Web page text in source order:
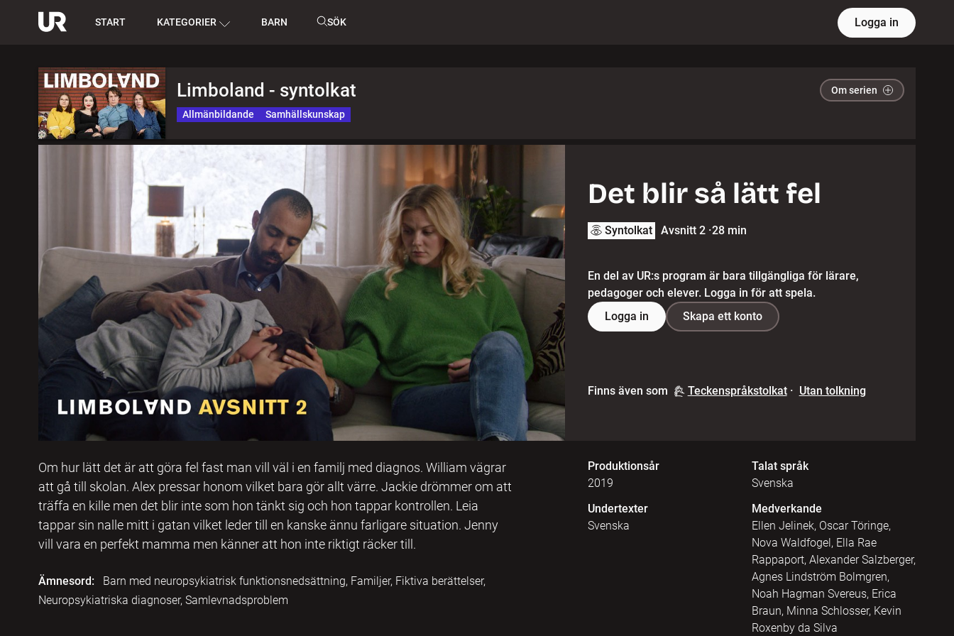
START KATEGORIER BARN SÖK Logga in
Limboland - syntolkat Om serien
Allmänbildande Samhällskunskap
Det blir så lätt fel
Syntolkat Avsnitt 2 ·28 min
En del av UR:s program är bara tillgängliga för lärare,
pedagoger och elever. Logga in för att spela.
Logga in
Skapa ett konto
Finns även som Teckenspråkstolkat · Utan tolkning
Om hur lätt det är att göra fel fast man vill väl i en familj med diagnos. William vägrar
att gå till skolan. Alex pressar honom vilket bara gör allt värre. Jackie drömmer om att
träffa en kille men det blir inte som hon tänkt sig och hon tappar kontrollen. Leia
tappar sin nalle mitt i gatan vilket leder till en kanske ännu farligare situation. Jenny
vill vara en perfekt mamma men känner att hon inte riktigt räcker till.
Ämnesord:
Barn med neuropsykiatrisk funktionsnedsättning, Familjer, Fiktiva berättelser,
Neuropsykiatriska diagnoser, Samlevnadsproblem
Produktionsår
2019
Talat språk
Svenska
Undertexter
Svenska
Medverkande
Ellen Jelinek, Oscar Töringe,
Nova Waldfogel, Ella Rae
Rappaport, Alexander Salzberger,
Agnes Lindström Bolmgren,
Noah Hagman Svereus, Erica
Braun, Minna Schlosser, Kevin
Roxenby da Silva